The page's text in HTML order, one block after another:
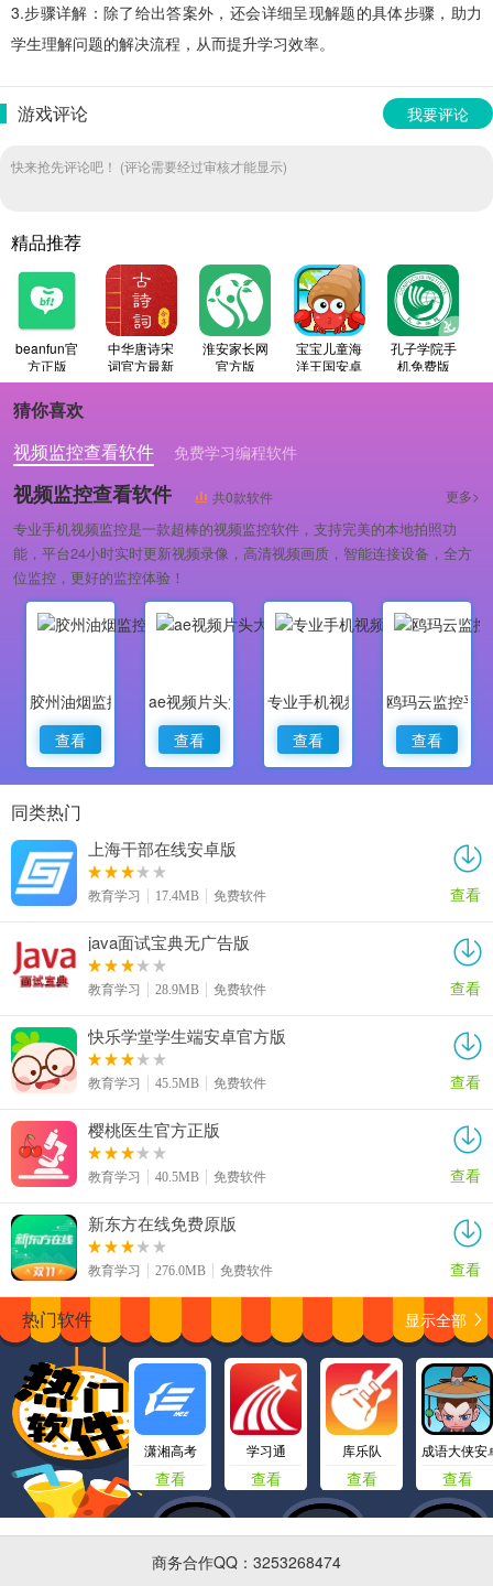
3.步骤详解：除了给出答案外，还会详细呈现解题的具体步骤，助力
学生理解问题的解决流程，从而提升学习效率。
游戏评论 我要评论
快来抢先评论吧！ (评论需要经过审核才能显示)
精品推荐
beanfun官
方正版
中华唐诗宋
词官方最新
版
淮安家长网
官方版
宝宝儿童海
洋王国安卓
版
孔子学院手
机免费版
猜你喜欢
视频监控查看软件
免费学习编程软件
专业做婚礼策划的软件
视频监控查看软件 共0款软件 更多>
专业手机视频监控是一款超棒的视频监控软件，支持完美的本地拍照功
能，平台24小时实时更新视频录像，高清视频画质，智能连接设备，全方
位监控，更好的监控体验！
胶州油烟监控
查看
ae视频片头大师
查看
专业手机视频监控
查看
鸥玛云监控平
查看
同类热门
上海干部在线安卓版
教育学习 17.4MB 免费软件 查看
java面试宝典无广告版
教育学习 28.9MB 免费软件 查看
快乐学堂学生端安卓官方版
教育学习 45.5MB 免费软件 查看
樱桃医生官方正版
教育学习 40.5MB 免费软件 查看
新东方在线免费原版
教育学习 276.0MB 免费软件 查看
热门软件 显示全部
潇湘高考
查看
学习通
查看
库乐队
查看
成语大侠安
查看
商务合作QQ：3253268474